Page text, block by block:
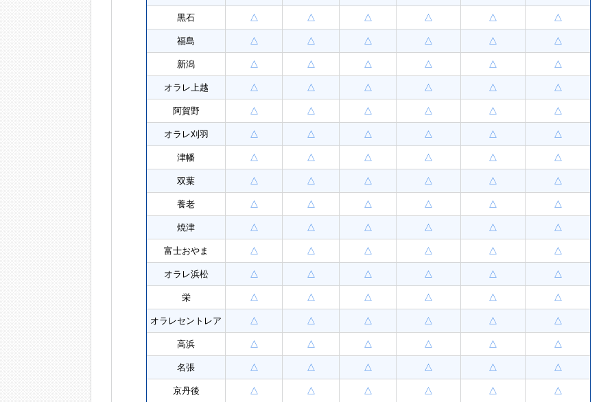
黒石 △ △ △ △ △ △
福島 △ △ △ △ △ △
新潟 △ △ △ △ △ △
オラレ上越 △ △ △ △ △ △
阿賀野 △ △ △ △ △ △
オラレ刈羽 △ △ △ △ △ △
津幡 △ △ △ △ △ △
双葉 △ △ △ △ △ △
養老 △ △ △ △ △ △
焼津 △ △ △ △ △ △
富士おやま △ △ △ △ △ △
オラレ浜松 △ △ △ △ △ △
栄 △ △ △ △ △ △
オラレセントレア △ △ △ △ △ △
高浜 △ △ △ △ △ △
名張 △ △ △ △ △ △
京丹後 △ △ △ △ △ △